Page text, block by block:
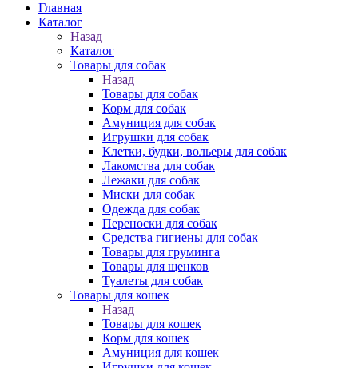
Главная
Каталог
Назад
Каталог
Товары для собак
Назад
Товары для собак
Корм для собак
Амуниция для собак
Игрушки для собак
Клетки, будки, вольеры для собак
Лакомства для собак
Лежаки для собак
Миски для собак
Одежда для собак
Переноски для собак
Средства гигиены для собак
Товары для груминга
Товары для щенков
Туалеты для собак
Товары для кошек
Назад
Товары для кошек
Корм для кошек
Амуниция для кошек